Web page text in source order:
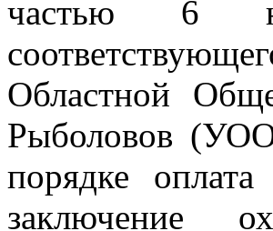
частью 6
Областной
Рыболовов
порядке
заключение